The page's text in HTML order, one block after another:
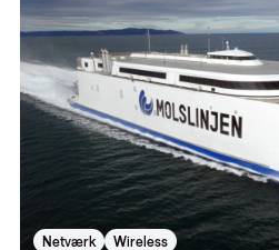
Netværk Wireless